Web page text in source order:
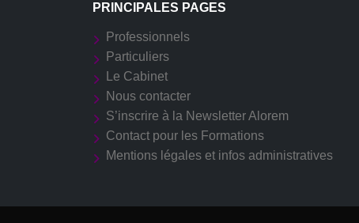
PRINCIPALES PAGES
Professionnels
Particuliers
Le Cabinet
Nous contacter
S’inscrire à la Newsletter Alorem
Contact pour les Formations
Mentions légales et infos administratives